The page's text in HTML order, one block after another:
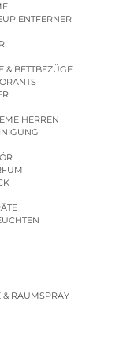
ENTFERNER
& BETTBEZÜGE
HERREN
& RAUMSPRAY